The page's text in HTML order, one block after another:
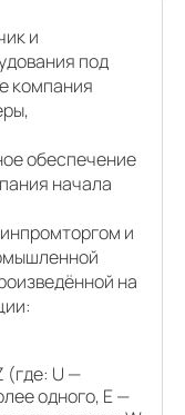
и
под
компания
обеспечение
начала
и
на
(где: U —
одного, E —